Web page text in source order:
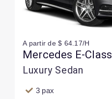
A partir de $ 64.17/H
Mercedes E-Class
Luxury Sedan
3 pax